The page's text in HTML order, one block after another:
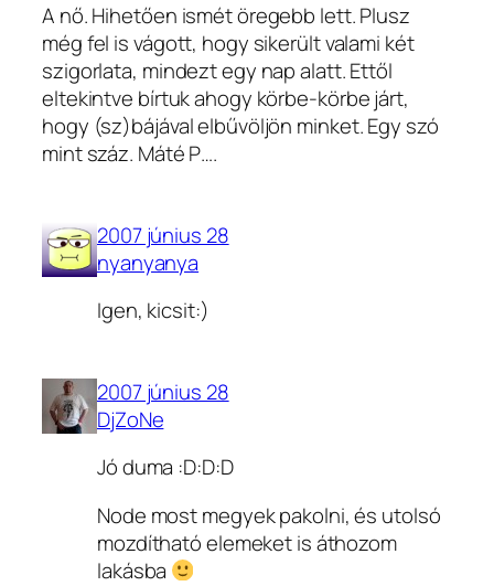
A nő. Hihetően ismét öregebb lett. Plusz
még fel is vágott, hogy sikerült valami két
szigorlata, mindezt egy nap alatt. Ettől
eltekintve bírtuk ahogy körbe-körbe járt,
hogy (sz)bájával elbűvöljön minket. Egy szó
mint száz. Máté P….
2007 június 28
nyanyanya
Igen, kicsit:)
2007 június 28
DjZoNe
Jó duma :D:D:D
Node most megyek pakolni, és utolsó
mozdítható elemeket is áthozom
lakásba